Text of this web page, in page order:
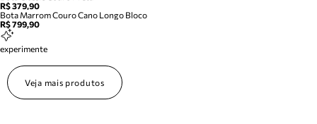
R$ 379,90
Bota Marrom Couro Cano Longo Bloco
R$ 799,90
experimente
Veja mais produtos